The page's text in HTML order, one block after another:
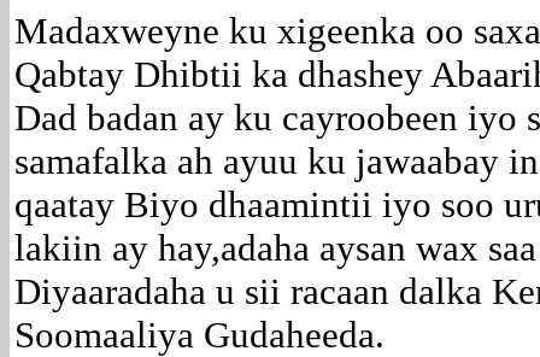
Madaxweyne ku xigeenka oo
Qabtay Dhibtii ka dhashey
Dad badan ay ku cayroobeen iyo
samafalka ah ayuu ku jawaabay
qaatay Biyo dhaamintii iyo soo
lakiin ay hay,adaha aysan wax
Diyaaradaha u sii racaan dalka
Soomaaliya Gudaheeda.